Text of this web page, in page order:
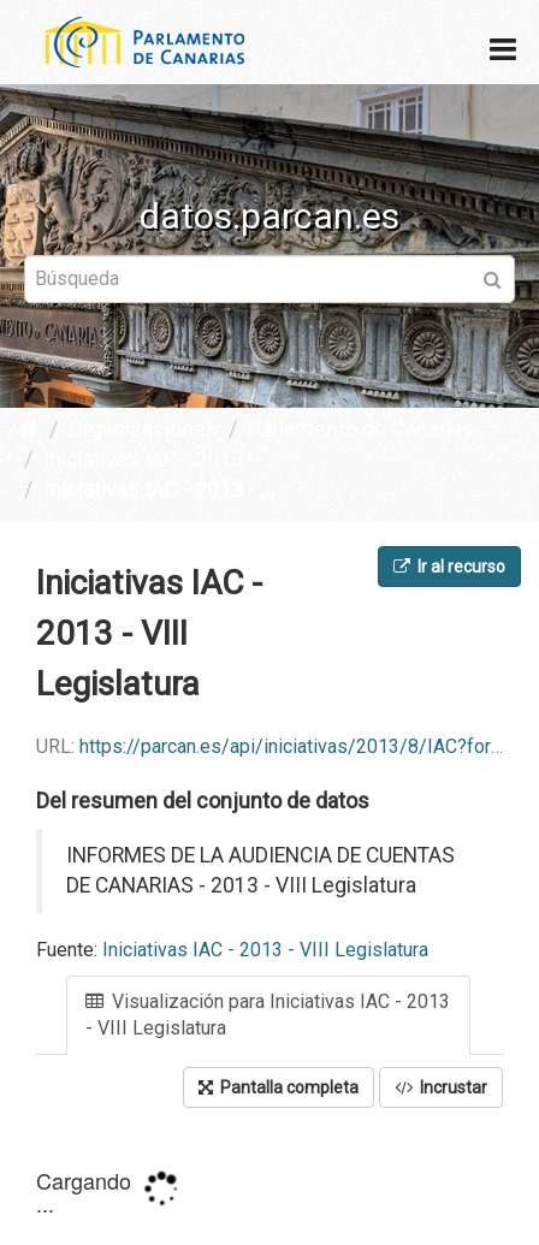
datos.parcan.es
Ir al recurso
Iniciativas IAC -
2013 - VIII
Legislatura
URL: https://parcan.es/api/iniciativas/2013/8/IAC?format=csv
Del resumen del conjunto de datos
INFORMES DE LA AUDIENCIA DE CUENTAS
DE CANARIAS - 2013 - VIII Legislatura
Fuente: Iniciativas IAC - 2013 - VIII Legislatura
Visualización para Iniciativas IAC - 2013
- VIII Legislatura
Pantalla completa Incrustar